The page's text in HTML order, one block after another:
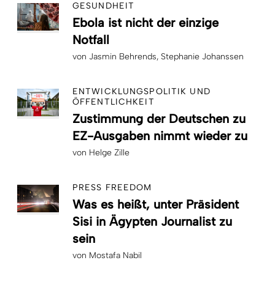
GESUNDHEIT
Ebola ist nicht der einzige
Notfall
von Jasmin Behrends Stephanie Johanssen
ENTWICKLUNGSPOLITIK UND
ÖFFENTLICHKEIT
Zustimmung der Deutschen zu
EZ-Ausgaben nimmt wieder zu
von Helge Zille
PRESS FREEDOM
Was es heißt, unter Präsident
Sisi in Ägypten Journalist zu
sein
von Mostafa Nabil